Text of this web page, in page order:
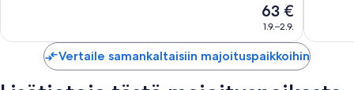
arvostelua
Hinta
on
63 €
1.9.–2.9.
Vertaile samankaltaisiin majoituspaikkoihin